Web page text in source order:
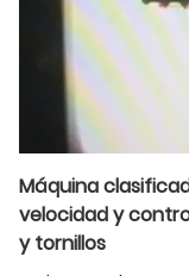
Máquina
velocidad y
y tornillos